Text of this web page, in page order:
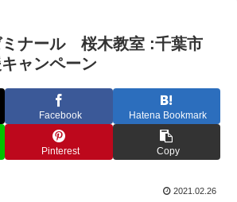
ミナール 桜木教室 :千葉市
ャンペーン
Facebook Hatena Bookmark
Pinterest Copy
2021.02.26